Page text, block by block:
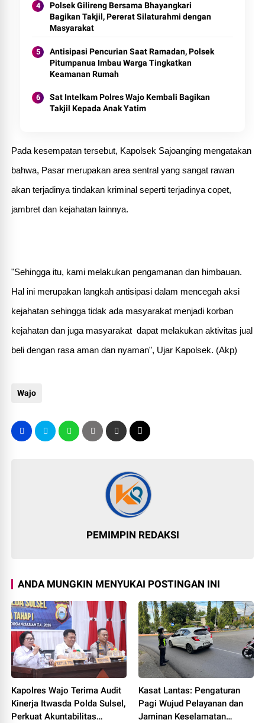
Polsek Gilireng Bersama Bhayangkari
Bagikan Takjil, Pererat Silaturahmi dengan
Masyarakat
Antisipasi Pencurian Saat Ramadan, Polsek
Pitumpanua Imbau Warga Tingkatkan
Keamanan Rumah
Sat Intelkam Polres Wajo Kembali Bagikan
Takjil Kepada Anak Yatim
Pada kesempatan tersebut, Kapolsek Sajoanging mengatakan
bahwa, Pasar merupakan area sentral yang sangat rawan
akan terjadinya tindakan kriminal seperti terjadinya copet,
jambret dan kejahatan lainnya.
"Sehingga itu, kami melakukan pengamanan dan himbauan.
Hal ini merupakan langkah antisipasi dalam mencegah aksi
kejahatan sehingga tidak ada masyarakat menjadi korban
kejahatan dan juga masyarakat dapat melakukan aktivitas jual
beli dengan rasa aman dan nyaman", Ujar Kapolsek. (Akp)
Wajo
PEMIMPIN REDAKSI
ANDA MUNGKIN MENYUKAI POSTINGAN INI
Kapolres Wajo Terima Audit
Kinerja Itwasda Polda Sulsel,
Perkuat Akuntabilitas
Kasat Lantas: Pengaturan
Pagi Wujud Pelayanan dan
Jaminan Keselamatan